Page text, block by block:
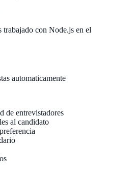
trabajado con Node.js en el
automaticamente
de entrevistadores
al candidato